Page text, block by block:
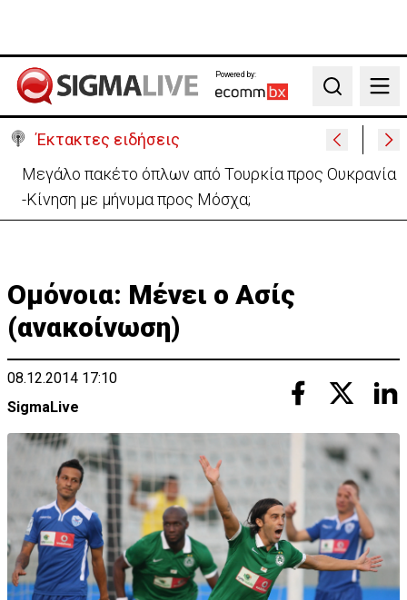
Powered by:
Search
Έκτακτες ειδήσεις
«Όχι» Νετανιάχου σε σχέδιο Τραμπ-«Καμία
αποχώρηση μέχρι να αφοπλιστεί η Χαμάς»
Ομόνοια: Μένει ο Ασίς
(ανακοίνωση)
08.12.2014 17:10
SigmaLive